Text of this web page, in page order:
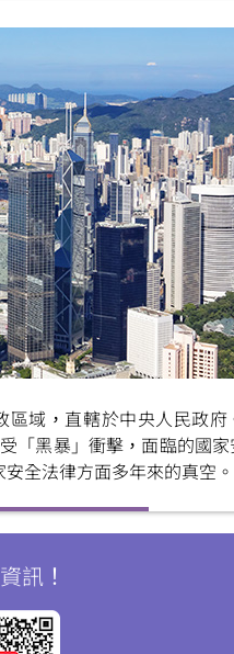
域，直轄於中央人民政府
「黑暴」衝擊，面臨的國
全法律方面多年來的真空。
訊！
訊！
小
紅書